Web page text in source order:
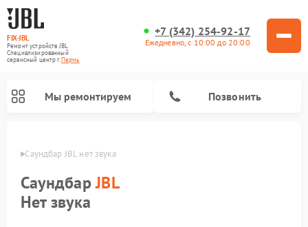
FIX-JBL
Ремонт устройств JBL
Специализированный
cервисный центр г.Пермь
+7 (342) 254-92-17
Ежедневно, с 10:00 до 20:00
Мы ремонтируем Позвонить
Саундбар JBL нет звука
СаундбарJBL
Нет звука